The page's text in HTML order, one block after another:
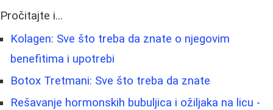
Pročitajte i...
Kolagen: Sve što treba da znate o njegovim
benefitima i upotrebi
Botox Tretmani: Sve što treba da znate
Rešavanje hormonskih bubuljica i ožiljaka na licu -